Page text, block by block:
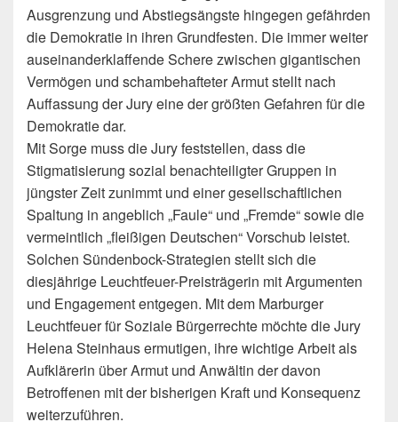
Ausgrenzung und Abstiegsängste hingegen gefährden
die Demokratie in ihren Grundfesten. Die immer weiter
auseinanderklaffende Schere zwischen gigantischen
Vermögen und schambehafteter Armut stellt nach
Auffassung der Jury eine der größten Gefahren für die
Demokratie dar.
Mit Sorge muss die Jury feststellen, dass die
Stigmatisierung sozial benachteiligter Gruppen in
jüngster Zeit zunimmt und einer gesellschaftlichen
Spaltung in angeblich „Faule“ und „Fremde“ sowie die
vermeintlich „fleißigen Deutschen“ Vorschub leistet.
Solchen Sündenbock-Strategien stellt sich die
diesjährige Leuchtfeuer-Preisträgerin mit Argumenten
und Engagement entgegen. Mit dem Marburger
Leuchtfeuer für Soziale Bürgerrechte möchte die Jury
Helena Steinhaus ermutigen, ihre wichtige Arbeit als
Aufklärerin über Armut und Anwältin der davon
Betroffenen mit der bisherigen Kraft und Konsequenz
weiterzuführen.